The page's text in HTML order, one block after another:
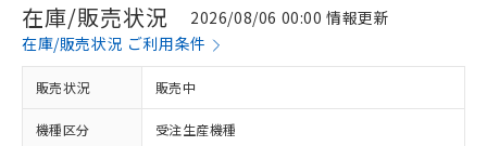
在庫/販売状況
2026/08/06 00:00 情報更新
在庫/販売状況 ご利用条件
販売状況 販売中
機種区分 受注生産機種